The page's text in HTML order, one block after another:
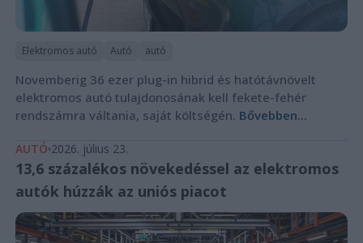
Elektromos autó Autó autó
Novemberig 36 ezer plug-in hibrid és hatótávnövelt
elektromos autó tulajdonosának kell fekete-fehér
rendszámra váltania, saját költségén. Bővebben...
AUTÓ 2026. július 23.
13,6 százalékos növekedéssel az elektromos
autók húzzák az uniós piacot